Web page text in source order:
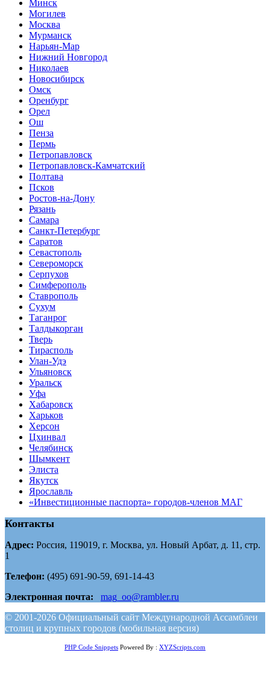
Минск
Могилев
Москва
Мурманск
Нарьян-Мар
Нижний Новгород
Николаев
Новосибирск
Омск
Оренбург
Орел
Ош
Пенза
Пермь
Петропавловск
Петропавловск-Камчатский
Полтава
Псков
Ростов-на-Дону
Рязань
Самара
Санкт-Петербург
Саратов
Севастополь
Североморск
Серпухов
Симферополь
Ставрополь
Сухум
Таганрог
Tалдыкорган
Тверь
Тирасполь
Улан-Удэ
Ульяновск
Уральск
Уфа
Хабаровск
Харьков
Херсон
Цхинвал
Челябинск
Шымкент
Элиста
Якутск
Ярославль
«Инвестиционные паспорта» городов-членов МАГ
Контакты
Адрес: Россия, 119019, г. Москва, ул. Новый Арбат, д. 11, стр.
1
Телефон: (495) 691-90-59, 691-14-43
Электронная почта:
mag_oo@rambler.ru
© 2001-2026 Официальный сайт Международной Ассамблеи
столиц и крупных городов (мобильная версия)
PHP Code Snippets Powered By : XYZScripts.com